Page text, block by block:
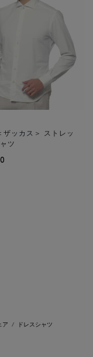
ザッカス＞ ストレッ
ツ
ア
ドレスシャツ